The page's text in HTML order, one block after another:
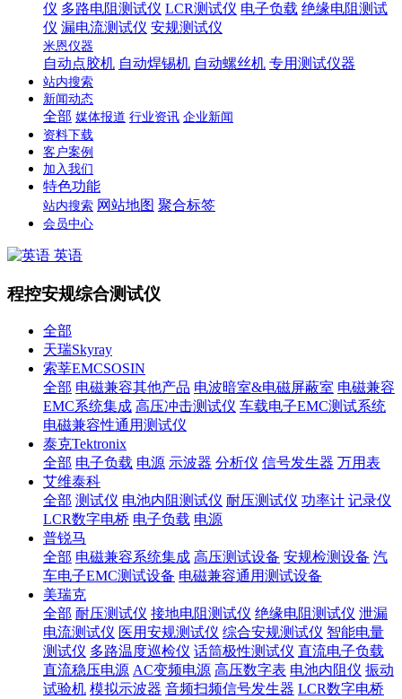
仪 多路电阻测试仪 LCR测试仪 电子负载 绝缘电阻测试
仪 漏电流测试仪 安规测试仪
米恩仪器
自动点胶机 自动焊锡机 自动螺丝机 专用测试仪器
站内搜索
新闻动态
全部 媒体报道 行业资讯 企业新闻
资料下载
客户案例
加入我们
特色功能
站内搜索 网站地图 聚合标签
会员中心
英语
程控安规综合测试仪
全部
天瑞Skyray
索莘EMCSOSIN
全部 电磁兼容其他产品 电波暗室&电磁屏蔽室 电磁兼容
EMC系统集成 高压冲击测试仪 车载电子EMC测试系统
电磁兼容性通用测试仪
泰克Tektronix
全部 电子负载 电源 示波器 分析仪 信号发生器 万用表
艾维泰科
全部 测试仪 电池内阻测试仪 耐压测试仪 功率计 记录仪
LCR数字电桥 电子负载 电源
普锐马
全部 电磁兼容系统集成 高压测试设备 安规检测设备 汽
车电子EMC测试设备 电磁兼容通用测试设备
美瑞克
全部 耐压测试仪 接地电阻测试仪 绝缘电阻测试仪 泄漏
电流测试仪 医用安规测试仪 综合安规测试仪 智能电量
测试仪 多路温度巡检仪 话筒极性测试仪 直流电子负载
直流稳压电源 AC变频电源 高压数字表 电池内阻仪 振动
试验机 模拟示波器 音频扫频信号发生器 LCR数字电桥